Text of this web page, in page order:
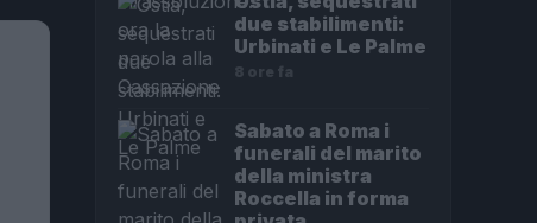
due stabilimenti:
Urbinati e Le Palme
8 ore fa
Sabato a Roma i
funerali del marito
della ministra
Roccella in forma